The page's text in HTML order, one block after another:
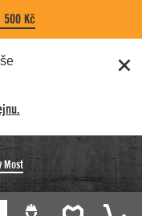
500 Kč
Most